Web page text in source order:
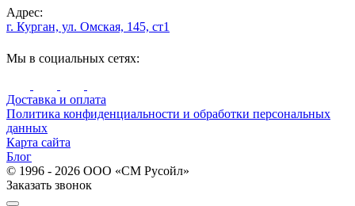
Адрес:
г. Курган, ул. Омская, 145, ст1
Мы в социальных сетях:
Доставка и оплата
Политика конфиденциальности и обработки персональных
данных
Карта сайта
Блог
© 1996 - 2026 ООО «СМ Русойл»
Заказать звонок